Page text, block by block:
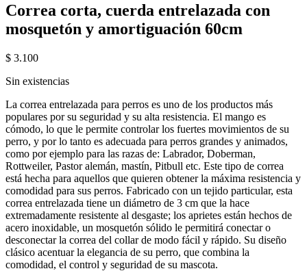
Correa corta, cuerda entrelazada con
mosquetón y amortiguación 60cm
$ 3.100
Sin existencias
La correa entrelazada para perros es uno de los productos más
populares por su seguridad y su alta resistencia. El mango es
cómodo, lo que le permite controlar los fuertes movimientos de su
perro, y por lo tanto es adecuada para perros grandes y animados,
como por ejemplo para las razas de: Labrador, Doberman,
Rottweiler, Pastor alemán, mastín, Pitbull etc. Este tipo de correa
está hecha para aquellos que quieren obtener la máxima resistencia y
comodidad para sus perros. Fabricado con un tejido particular, esta
correa entrelazada tiene un diámetro de 3 cm que la hace
extremadamente resistente al desgaste; los aprietes están hechos de
acero inoxidable, un mosquetón sólido le permitirá conectar o
desconectar la correa del collar de modo fácil y rápido. Su diseño
clásico acentuar la elegancia de su perro, que combina la
comodidad, el control y seguridad de su mascota.